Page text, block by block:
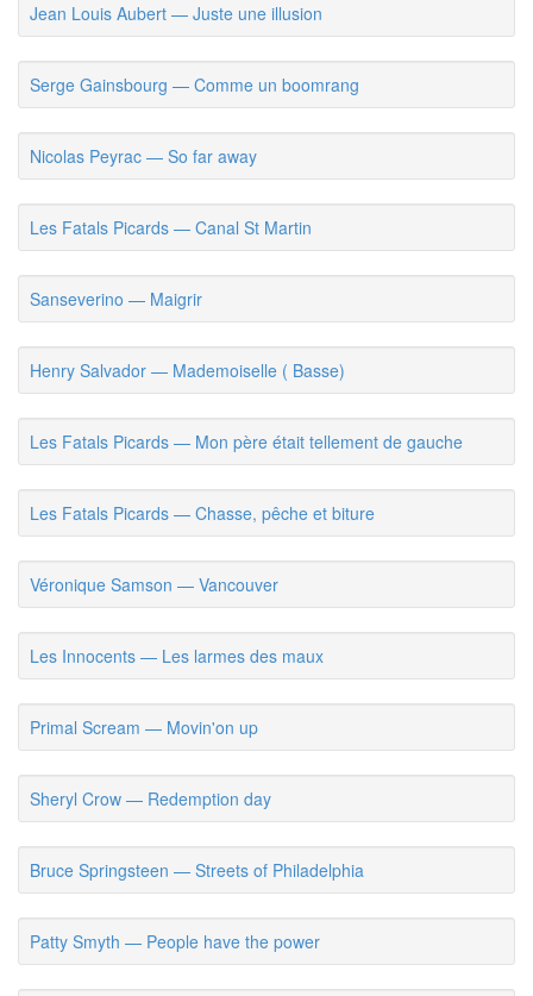
Jean Louis Aubert — Juste une illusion
Serge Gainsbourg — Comme un boomrang
Nicolas Peyrac — So far away
Les Fatals Picards — Canal St Martin
Sanseverino — Maigrir
Henry Salvador — Mademoiselle ( Basse)
Les Fatals Picards — Mon père était tellement de gauche
Les Fatals Picards — Chasse, pêche et biture
Véronique Samson — Vancouver
Les Innocents — Les larmes des maux
Primal Scream — Movin'on up
Sheryl Crow — Redemption day
Bruce Springsteen — Streets of Philadelphia
Patty Smyth — People have the power